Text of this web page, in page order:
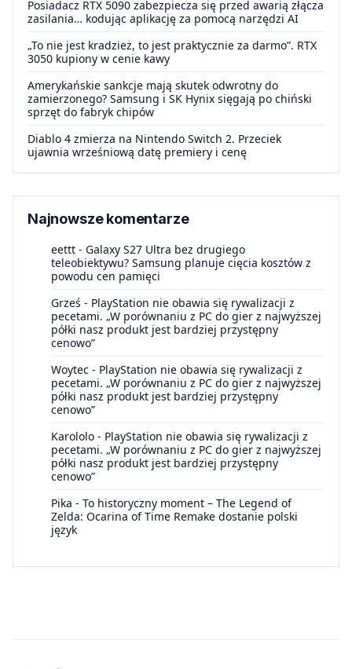
Posiadacz RTX 5090 zabezpiecza się przed awarią złącza
zasilania… kodując aplikację za pomocą narzędzi AI
„To nie jest kradzież, to jest praktycznie za darmo”. RTX
3050 kupiony w cenie kawy
Amerykańskie sankcje mają skutek odwrotny do
zamierzonego? Samsung i SK Hynix sięgają po chiński
sprzęt do fabryk chipów
Diablo 4 zmierza na Nintendo Switch 2. Przeciek
ujawnia wrześniową datę premiery i cenę
Najnowsze komentarze
eettt - Galaxy S27 Ultra bez drugiego
teleobiektywu? Samsung planuje cięcia kosztów z
powodu cen pamięci
Grześ - PlayStation nie obawia się rywalizacji z
pecetami. „W porównaniu z PC do gier z najwyższej
półki nasz produkt jest bardziej przystępny
cenowo”
Woytec - PlayStation nie obawia się rywalizacji z
pecetami. „W porównaniu z PC do gier z najwyższej
półki nasz produkt jest bardziej przystępny
cenowo”
Karololo - PlayStation nie obawia się rywalizacji z
pecetami. „W porównaniu z PC do gier z najwyższej
półki nasz produkt jest bardziej przystępny
cenowo”
Pika - To historyczny moment – The Legend of
Zelda: Ocarina of Time Remake dostanie polski
język